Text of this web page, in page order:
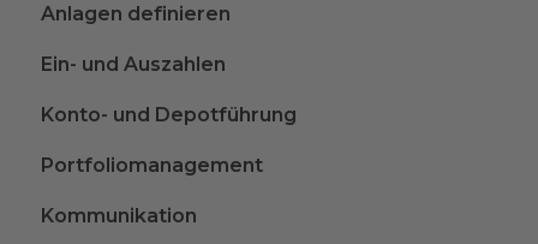
Anlagen definieren
Ein- und Auszahlen
Konto- und Depotführung
Portfoliomanagement
Kommunikation